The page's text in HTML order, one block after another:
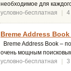
необходимое для
условно-бесплатная
Breme Address Book
Breme Address Book –
очень мощным
условно-бесплатная